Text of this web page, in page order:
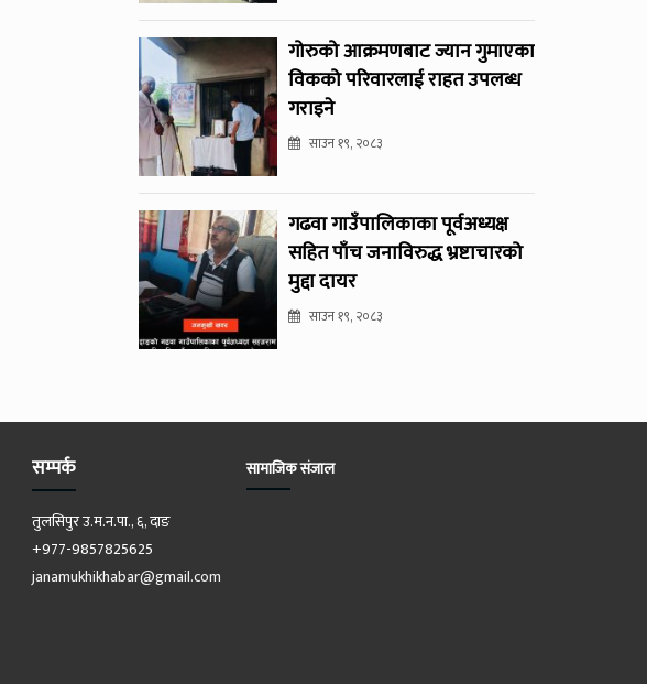
गोरुको आक्रमणबाट ज्यान गुमाएका
विकको परिवारलाई राहत उपलब्ध
गराइने
साउन १९, २०८३
गढवा गाउँपालिकाका पूर्वअध्यक्ष
सहित पाँच जनाविरुद्ध भ्रष्टाचारको
मुद्दा दायर
साउन १९, २०८३
सम्पर्क
तुलसिपुर उ.म.न.पा., ६, दाङ
+977-9857825625
janamukhikhabar@gmail.com
सामाजिक संजाल